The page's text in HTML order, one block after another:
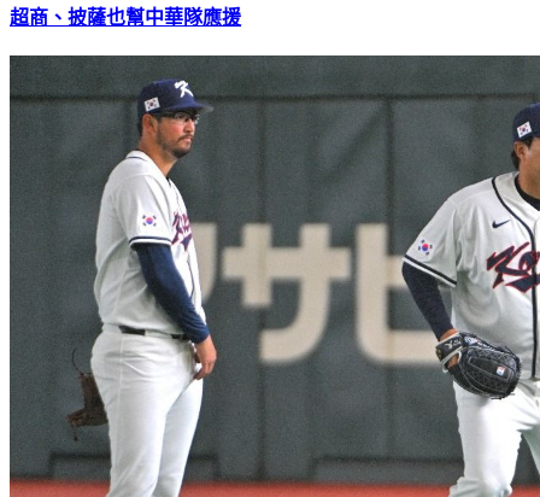
超商、披薩也幫中華隊應援